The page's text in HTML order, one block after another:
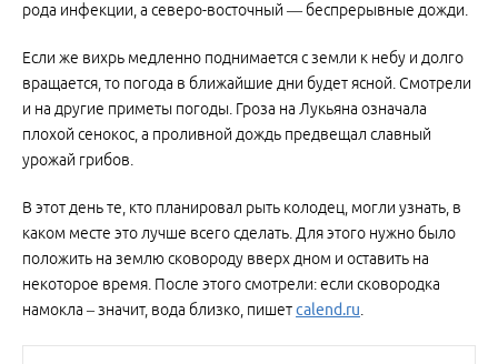
рода инфекции, а северо-восточный — беспрерывные дожди.
Если же вихрь медленно поднимается с земли к небу и долго
вращается, то погода в ближайшие дни будет ясной. Смотрели
и на другие приметы погоды. Гроза на Лукьяна означала
плохой сенокос, а проливной дождь предвещал славный
урожай грибов.
В этот день те, кто планировал рыть колодец, могли узнать, в
каком месте это лучше всего сделать. Для этого нужно было
положить на землю сковороду вверх дном и оставить на
некоторое время. После этого смотрели: если сковородка
намокла – значит, вода близко, пишетcalend.ru